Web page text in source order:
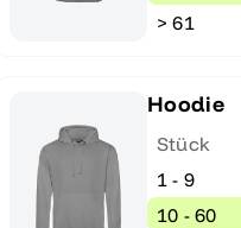
> 61
Hoodie
Stück
1 - 9
10 - 60